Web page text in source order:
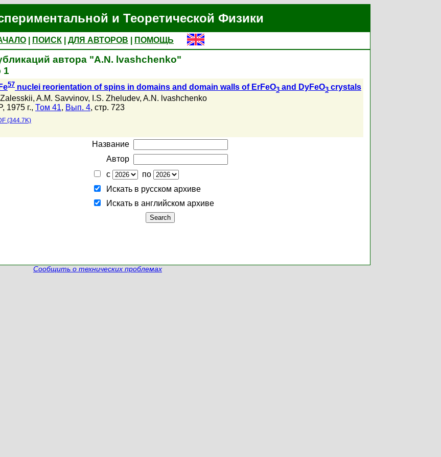
и Теоретической Физики
ПОИСК ДЛЯ АВТОРОВ
ПОМОЩЬ
автора "A.N. lvashchenko"
1
57 nuclei reorientation of spins in domains and domain walls of ErFeO3 and DyFeO3 crystals
, A.M. Savvinov, I.S. Zheludev, A.N. lvashchenko
1975 г., Том 41, Вып. 4, стр. 723
(344.7K)
Название
Автор
с
по
Искать в русском архиве
Искать в английском архиве
Сообщить о технических проблемах